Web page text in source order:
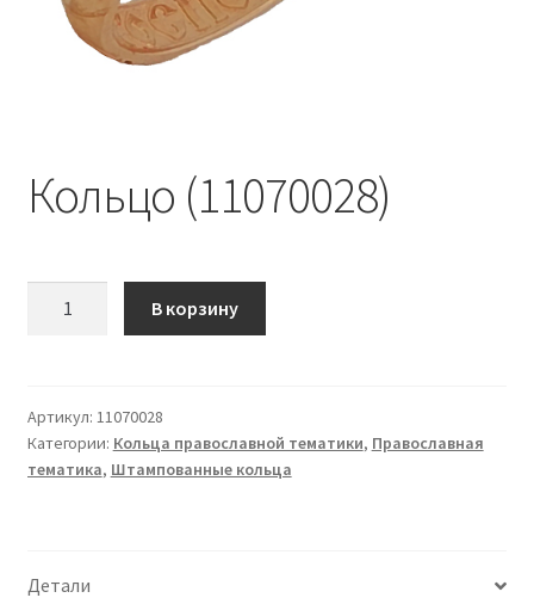
Кольцо (11070028)
В корзину
Артикул: 11070028
Категории: Кольца православной тематики, Православная
тематика, Штампованные кольца
Детали